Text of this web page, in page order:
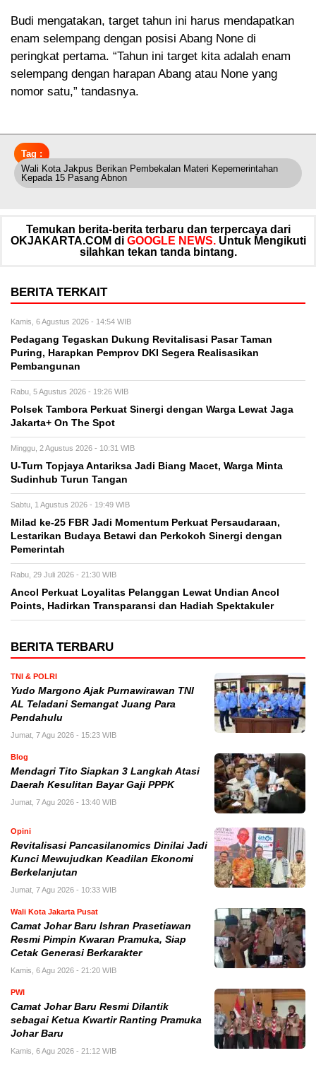
Budi mengatakan, target tahun ini harus mendapatkan
enam selempang dengan posisi Abang None di
peringkat pertama. “Tahun ini target kita adalah enam
selempang dengan harapan Abang atau None yang
nomor satu,” tandasnya.
Tag :
Wali Kota Jakpus Berikan Pembekalan Materi Kepemerintahan
Kepada 15 Pasang Abnon
Temukan berita-berita terbaru dan terpercaya dari
OKJAKARTA.COM di GOOGLE NEWS. Untuk Mengikuti
silahkan tekan tanda bintang.
BERITA TERKAIT
Kamis, 6 Agustus 2026 - 14:54 WIB
Pedagang Tegaskan Dukung Revitalisasi Pasar Taman
Puring, Harapkan Pemprov DKI Segera Realisasikan
Pembangunan
Rabu, 5 Agustus 2026 - 19:26 WIB
Polsek Tambora Perkuat Sinergi dengan Warga Lewat Jaga
Jakarta+ On The Spot
Minggu, 2 Agustus 2026 - 10:31 WIB
U-Turn Topjaya Antariksa Jadi Biang Macet, Warga Minta
Sudinhub Turun Tangan
Sabtu, 1 Agustus 2026 - 19:49 WIB
Milad ke-25 FBR Jadi Momentum Perkuat Persaudaraan,
Lestarikan Budaya Betawi dan Perkokoh Sinergi dengan
Pemerintah
Rabu, 29 Juli 2026 - 21:30 WIB
Ancol Perkuat Loyalitas Pelanggan Lewat Undian Ancol
Points, Hadirkan Transparansi dan Hadiah Spektakuler
BERITA TERBARU
TNI & POLRI
Yudo Margono Ajak Purnawirawan TNI
AL Teladani Semangat Juang Para
Pendahulu
Jumat, 7 Agu 2026 - 15:23 WIB
Blog
Mendagri Tito Siapkan 3 Langkah Atasi
Daerah Kesulitan Bayar Gaji PPPK
Jumat, 7 Agu 2026 - 13:40 WIB
Opini
Revitalisasi Pancasilanomics Dinilai Jadi
Kunci Mewujudkan Keadilan Ekonomi
Berkelanjutan
Jumat, 7 Agu 2026 - 10:33 WIB
Wali Kota Jakarta Pusat
Camat Johar Baru Ishran Prasetiawan
Resmi Pimpin Kwaran Pramuka, Siap
Cetak Generasi Berkarakter
Kamis, 6 Agu 2026 - 21:20 WIB
PWI
Camat Johar Baru Resmi Dilantik
sebagai Ketua Kwartir Ranting Pramuka
Johar Baru
Kamis, 6 Agu 2026 - 21:12 WIB